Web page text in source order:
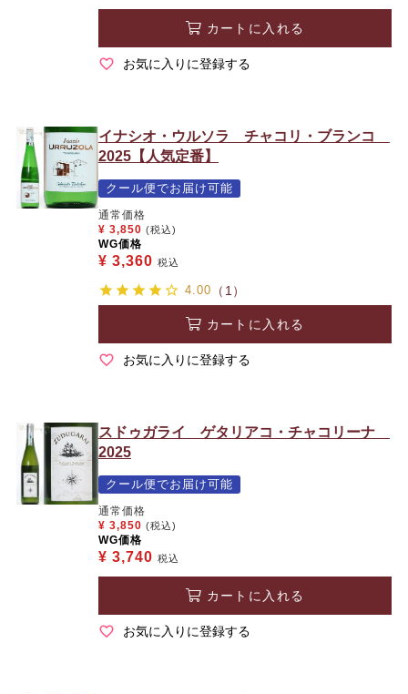
カートに入れる
お気に入りに登録する
イナシオ・ウルソラ チャコリ・ブランコ
2025【人気定番】
クール便でお届け可能
通常価格
¥ 3,850 (税込)
WG価格
¥ 3,360 税込
4.00 （1）
カートに入れる
お気に入りに登録する
スドゥガライ ゲタリアコ・チャコリーナ
2025
クール便でお届け可能
通常価格
¥ 3,850 (税込)
WG価格
¥ 3,740 税込
カートに入れる
お気に入りに登録する